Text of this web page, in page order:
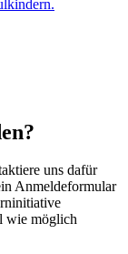
uns dafür
Anmeldeformular
wie möglich